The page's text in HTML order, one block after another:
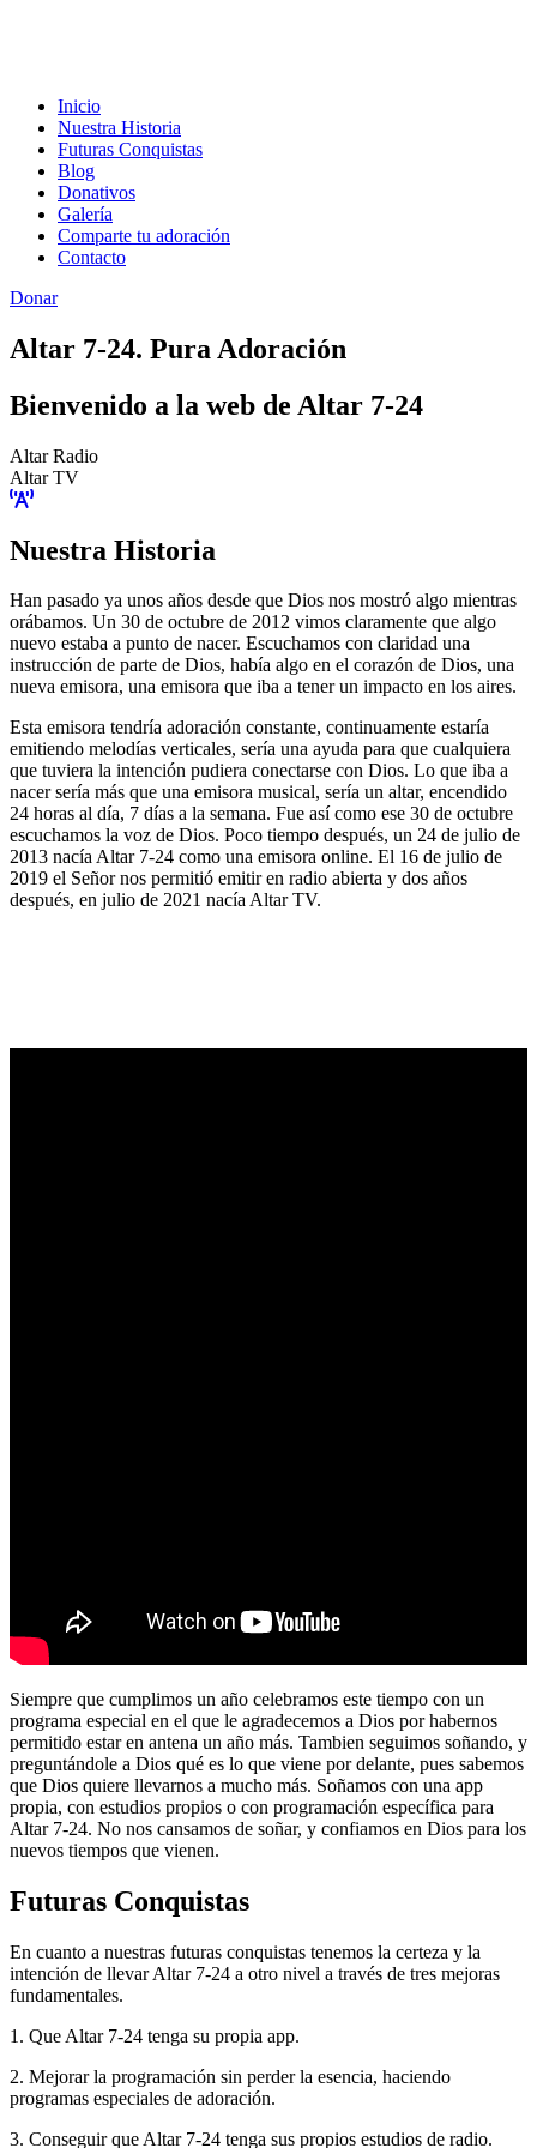
Inicio
Nuestra Historia
Futuras Conquistas
Blog
Donativos
Galería
Comparte tu adoración
Contacto
Donar
Altar 7-24. Pura Adoración
Bienvenido a la web de Altar 7-24
Altar Radio
Altar TV
Nuestra Historia
Han pasado ya unos años desde que Dios nos mostró algo mientras
orábamos. Un 30 de octubre de 2012 vimos claramente que algo
nuevo estaba a punto de nacer. Escuchamos con claridad una
instrucción de parte de Dios, había algo en el corazón de Dios, una
nueva emisora, una emisora que iba a tener un impacto en los aires.
Esta emisora tendría adoración constante, continuamente estaría
emitiendo melodías verticales, sería una ayuda para que cualquiera
que tuviera la intención pudiera conectarse con Dios. Lo que iba a
nacer sería más que una emisora musical, sería un altar, encendido
24 horas al día, 7 días a la semana. Fue así como ese 30 de octubre
escuchamos la voz de Dios. Poco tiempo después, un 24 de julio de
2013 nacía Altar 7-24 como una emisora online. El 16 de julio de
2019 el Señor nos permitió emitir en radio abierta y dos años
después, en julio de 2021 nacía Altar TV.
Siempre que cumplimos un año celebramos este tiempo con un
programa especial en el que le agradecemos a Dios por habernos
permitido estar en antena un año más. Tambien seguimos soñando, y
preguntándole a Dios qué es lo que viene por delante, pues sabemos
que Dios quiere llevarnos a mucho más. Soñamos con una app
propia, con estudios propios o con programación específica para
Altar 7-24. No nos cansamos de soñar, y confiamos en Dios para los
nuevos tiempos que vienen.
Futuras Conquistas
En cuanto a nuestras futuras conquistas tenemos la certeza y la
intención de llevar Altar 7-24 a otro nivel a través de tres mejoras
fundamentales.
1. Que Altar 7-24 tenga su propia app.
2. Mejorar la programación sin perder la esencia, haciendo
programas especiales de adoración.
3. Conseguir que Altar 7-24 tenga sus propios estudios de radio.